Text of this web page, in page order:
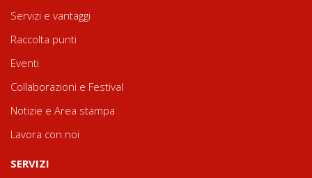
Servizi e vantaggi
Raccolta punti
Eventi
Collaborazioni e Festival
Notizie e Area stampa
Lavora con noi
SERVIZI